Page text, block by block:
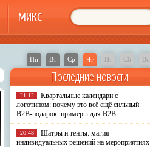
МИКС
Пн Вт Ср Чт Пт Сб Вс
Последние новости
21:12
Квартальные календари с
логотипом: почему это всё ещё сильный
B2B-подарок: примеры для B2B
20:48
Шатры и тенты: магия
индивидуальных решений на мероприятиях